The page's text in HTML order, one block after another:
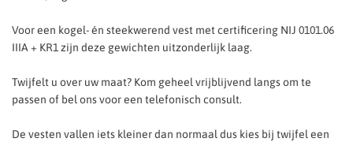
Voor een kogel- én steekwerend vest met certificering NIJ 0101.06
IIIA + KR1 zijn deze gewichten uitzonderlijk laag.
Twijfelt u over uw maat? Kom geheel vrijblijvend langs om te
passen of bel ons voor een telefonisch consult.
De vesten vallen iets kleiner dan normaal dus kies bij twijfel een